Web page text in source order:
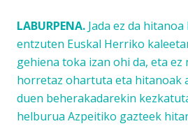
LABURPENA. Jada ez da
entzuten Euskal Herriko
gehiena toka izan ohi da, eta ez
horretaz ohartuta eta hitanoak
duen beherakadarekin
helburua Azpeitiko gazteek